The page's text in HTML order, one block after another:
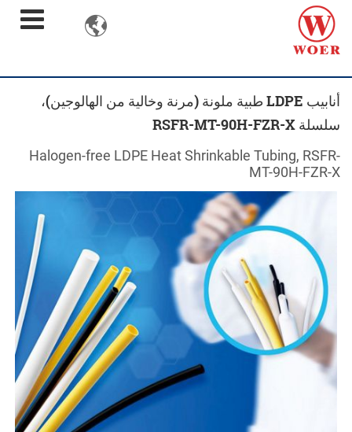

أنابيب LDPE طبية ملونة (مرنة وخالية من الهالوجين)،
سلسلة RSFR-MT-90H-FZR-X
Halogen-free LDPE Heat Shrinkable Tubing, RSFR-
MT-90H-FZR-X